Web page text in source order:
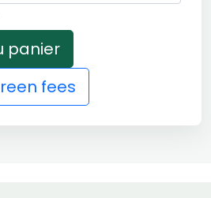
panier
fees